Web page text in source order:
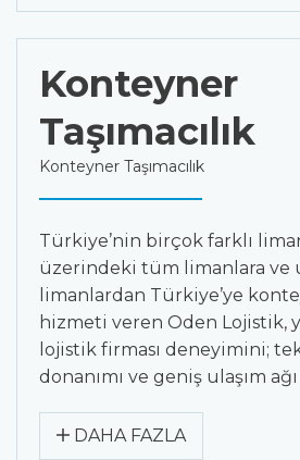
Konteyner
Taşımacılık
Konteyner Taşımacılık
Türkiye’nin birçok farklı
üzerindeki tüm limanlara ve
limanlardan Türkiye’ye
hizmeti veren Oden Lojistik,
lojistik firması deneyimini;
donanımı ve geniş ulaşım
DAHA FAZLA